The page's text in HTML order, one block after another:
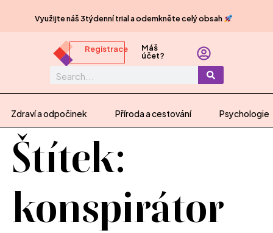
Využijte náš 3týdenní trial a odemkněte celý obsah
Registrace Máš
účet?
Zdraví a odpočinek Příroda a cestování Psychologie
Štítek:
konspirátor